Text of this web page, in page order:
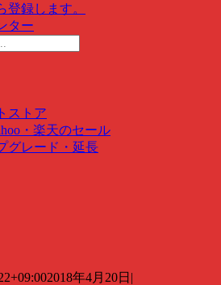
登録します。
ター
ストア
・楽天のセール
グレード・延長
2018年4月20日 |